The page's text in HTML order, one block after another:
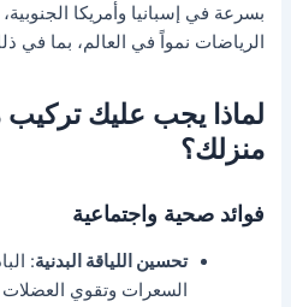
بسرعة في إسبانيا وأمريكا
الرياضات نمواً في العالم، بما في
لماذا يجب عليك
منزلك؟
فوائد صحية واجتماعية
تحسين اللياقة البدنية:
السعرات وتقوي العضلات